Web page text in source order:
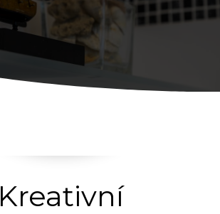
Kreativní